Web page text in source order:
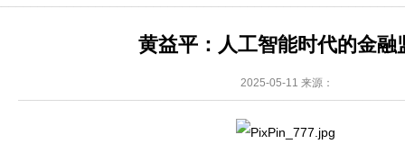
黄益平：人工智能时代的金融
2025-05-11 来源：